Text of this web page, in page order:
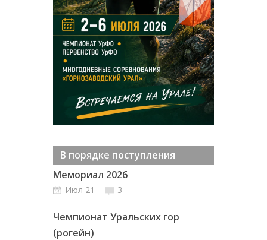
В порядке поступления
Мемориал 2026
Июл 21 3
Чемпионат Уральских гор
(рогейн)